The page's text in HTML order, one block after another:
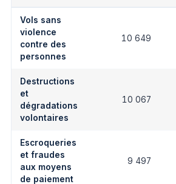
Vols sans
violence
contre des
personnes
10 649
Destructions
et
dégradations
volontaires
10 067
Escroqueries
et fraudes
aux moyens
de paiement
9 497